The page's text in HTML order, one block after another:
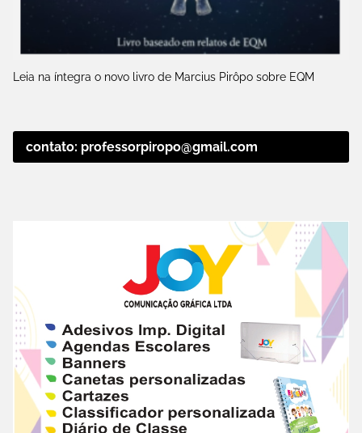
Leia na íntegra o novo livro de Marcius Pirôpo sobre EQM
contato: professorpiropo@gmail.com